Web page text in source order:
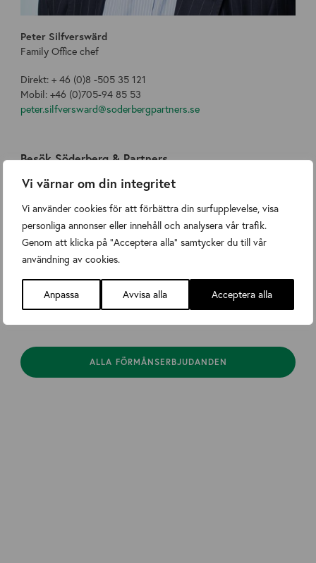
Vi värnar om din integritet
Vi använder cookies för att förbättra din surfupplevelse, visa
personliga annonser eller innehåll och analysera vår trafik.
Genom att klicka på "Acceptera alla" samtycker du till vår
användning av cookies.
Anpassa Avvisa alla Acceptera alla
Peter Silfverswärd
Family Office chef
Direkt: + 46 (0)8 -505 35 121
Mobil: +46 (0)705-94 85 53
peter.silfversward@soderbergpartners.se
Besök Söderberg & Partners
Söderberg & Partners erbjuder rådgivning och tjänster till
både privatpersoner och företag.
Välkommen att besöka oss på vår webbplats eller på ditt
lokala kontor.
Söderberg & Partners
Söderberg & Partners Halmstad
Söderberg & Partners Göteborg
Söderberg & Partners Malmö
ALLA FÖRMÅNSERBJUDANDEN